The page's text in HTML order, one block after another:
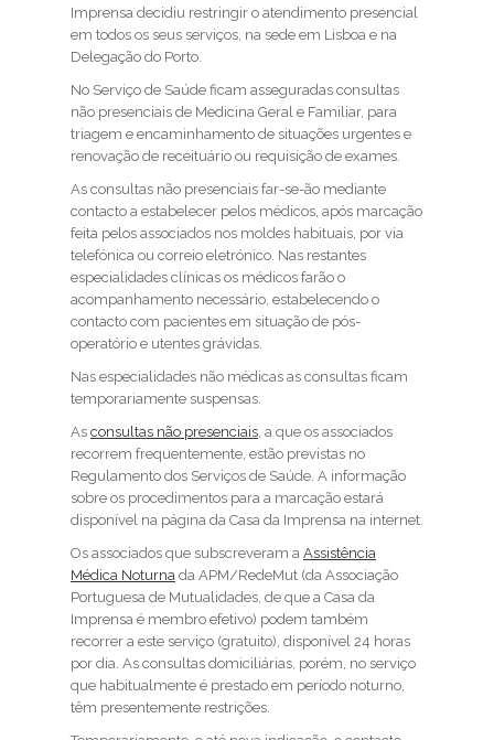
Imprensa decidiu restringir o atendimento presencial
em todos os seus serviços, na sede em Lisboa e na
Delegação do Porto.
No Serviço de Saúde ficam asseguradas consultas
não presenciais de Medicina Geral e Familiar, para
triagem e encaminhamento de situações urgentes e
renovação de receituário ou requisição de exames.
As consultas não presenciais far-se-ão mediante
contacto a estabelecer pelos médicos, após marcação
feita pelos associados nos moldes habituais, por via
telefónica ou correio eletrónico. Nas restantes
especialidades clínicas os médicos farão o
acompanhamento necessário, estabelecendo o
contacto com pacientes em situação de pós-
operatório e utentes grávidas.
Nas especialidades não médicas as consultas ficam
temporariamente suspensas.
As consultas não presenciais, a que os associados
recorrem frequentemente, estão previstas no
Regulamento dos Serviços de Saúde. A informação
sobre os procedimentos para a marcação estará
disponível na página da Casa da Imprensa na internet.
Os associados que subscreveram a Assistência
Médica Noturna da APM/RedeMut (da Associação
Portuguesa de Mutualidades, de que a Casa da
Imprensa é membro efetivo) podem também
recorrer a este serviço (gratuito), disponível 24 horas
por dia. As consultas domiciliárias, porém, no serviço
que habitualmente é prestado em período noturno,
têm presentemente restrições.